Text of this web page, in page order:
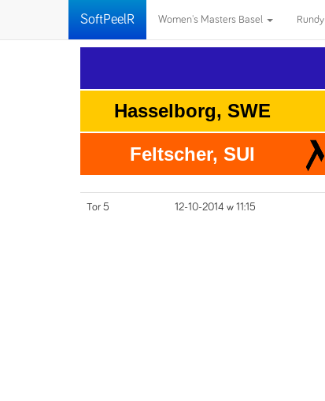
SoftPeelR Women's Masters Basel Rundy
Hasselborg, SWE
Feltscher, SUI
Tor 5 12-10-2014 w 11:15